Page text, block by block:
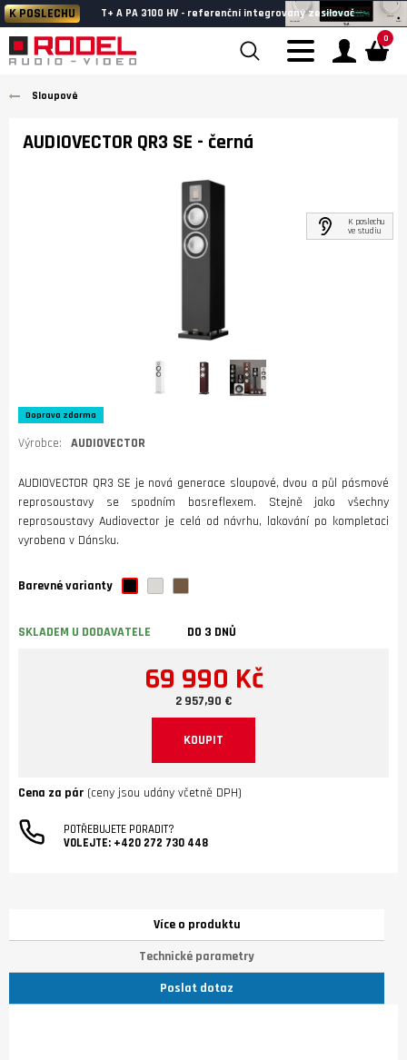
K POSLECHU T+ A PA 3100 HV - referenční integrovaný zesilovač
0
Sloupové
AUDIOVECTOR QR3 SE - černá
K poslechu
ve studiu
Doprava zdarma
Výrobce: AUDIOVECTOR
AUDIOVECTOR QR3 SE je nová generace sloupové, dvou a půl pásmové
reprosoustavy se spodním basreflexem. Stejně jako všechny
reprosoustavy Audiovector je celá od návrhu, lakování po kompletaci
vyrobena v Dánsku.
Barevné varianty
SKLADEM U DODAVATELE DO 3 DNŮ
69 990 Kč
2 957,90 €
KOUPIT
Cena za pár (ceny jsou udány včetně DPH)
POTŘEBUJETE PORADIT?
VOLEJTE: +420 272 730 448
Více o produktu
Technické parametry
Poslat dotaz